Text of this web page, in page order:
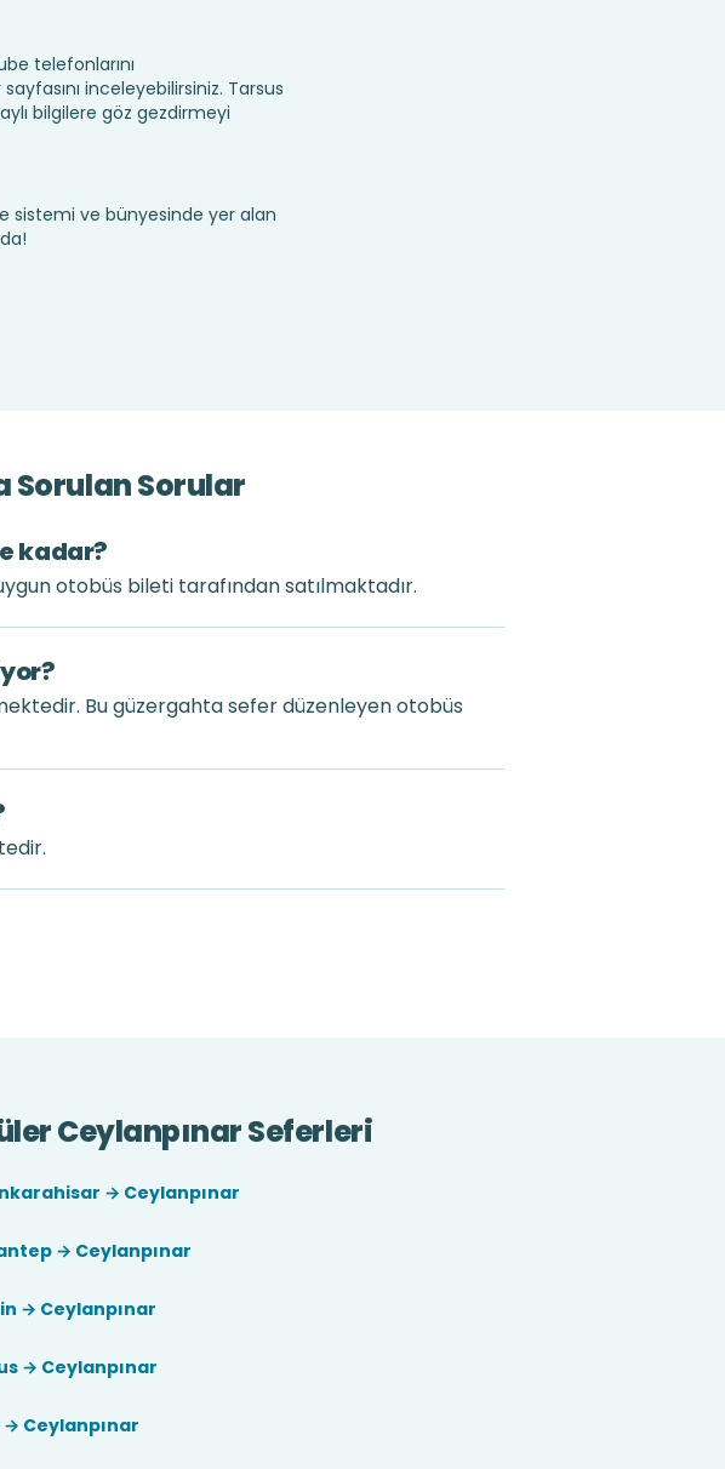
telefonlarını
inceleyebilirsiniz. Tarsus
bilgilere göz gezdirmeyi
sistemi ve bünyesinde yer alan
Sorulan Sorular
kadar?
otobüs bileti tarafından satılmaktadır.
Bu güzergahta sefer düzenleyen otobüs
Ceylanpınar Seferleri
→ Ceylanpınar
→ Ceylanpınar
→ Ceylanpınar
→ Ceylanpınar
Ceylanpınar